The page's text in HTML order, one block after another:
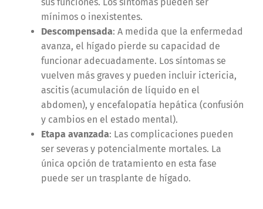
mínimos o inexistentes.
Descompensada: A medida que la enfermedad
avanza, el hígado pierde su capacidad de
funcionar adecuadamente. Los síntomas se
vuelven más graves y pueden incluir ictericia,
ascitis (acumulación de líquido en el
abdomen), y encefalopatía hepática (confusión
y cambios en el estado mental).
Etapa avanzada: Las complicaciones pueden
ser severas y potencialmente mortales. La
única opción de tratamiento en esta fase
puede ser un trasplante de hígado.